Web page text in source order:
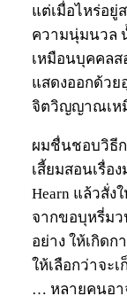
แต่เมื่อไหร่อยู่
ความนุ่มนวล
เหมือนบุคคล
แสดงออกด้วย
จิตวิญญาณเห
ผมชื่นชอบวิธี
เสี้ยมสอนเรื่อ
Hearn แล้วสั่ง
จากขอบุหรี่มว
อย่าง ให้เกิด
ให้เลือกว่าจะ
… หลายคนอา